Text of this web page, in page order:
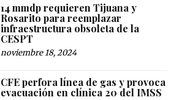
14 mmdp requieren Tijuana y
Rosarito para reemplazar
infraestructura obsoleta de la
CESPT
noviembre 18, 2024
CFE perfora línea de gas y provoca
evacuación en clínica 20 del IMSS